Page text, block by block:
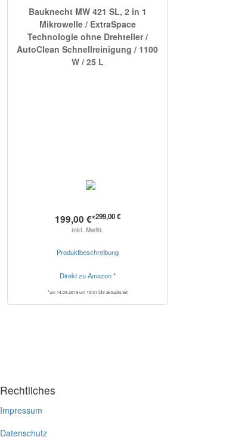
Bauknecht MW 421 SL, 2 in 1
Mikrowelle / ExtraSpace
Technologie ohne Drehteller /
AutoClean Schnellreinigung / 1100
W / 25 L
199,00 €*299,00 €
inkl. MwSt.
Produktbeschreibung
Direkt zu Amazon *
*am 14.03.2019 um 15:31 Uhr aktualisiert
Rechtliches
Impressum
Datenschutz